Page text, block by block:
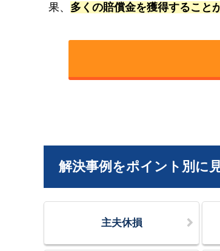
果、 多くの賠償金を獲得すること
解決事例をポイント別に
主夫休損